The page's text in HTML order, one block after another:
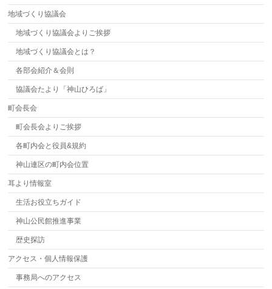
地域づくり協議会
地域づくり協議会よりご挨拶
地域づくり協議会とは？
各部会紹介＆会則
協議会たより「神山ひろば」
町会長会
町会長会よりご挨拶
各町内会と役員&規約
神山連区の町内会位置
耳より情報室
生活お役立ちガイド
神山公民館推進事業
歴史探訪
アクセス・個人情報保護
事務局へのアクセス